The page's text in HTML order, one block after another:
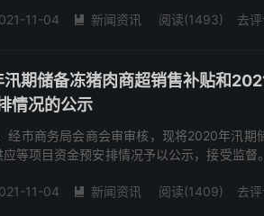
11-04  新闻资讯 阅读(1493) 去
期储备冻猪肉商超销售补贴和
情况的公示
经市商务局会商会审审核，现将2020年汛期
等项目资金预安排情况予以公示，接受监督
11-04  新闻资讯 阅读(1409) 去